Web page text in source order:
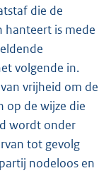
die de
hanteert is mede
volgende in.
vrijheid om de
op de wijze die
wordt onder
tot gevolg
nodeloos en